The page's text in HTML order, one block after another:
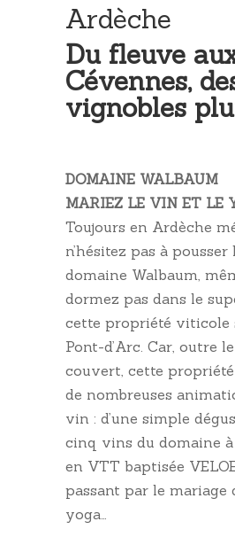
Ardèche
Du fleuve
Cévennes,
vignobles
DOMAINE WALBAUM
MARIEZ LE VIN ET LE
Toujours en Ardèche
n’hésitez pas à
domaine Walbaum,
dormez pas dans le
cette propriété viticole
Pont-d’Arc. Car, outre
couvert, cette
de nombreuses
vin : d’une simple
cinq vins du domaine à
en VTT baptisée
passant par le mariage
yoga…